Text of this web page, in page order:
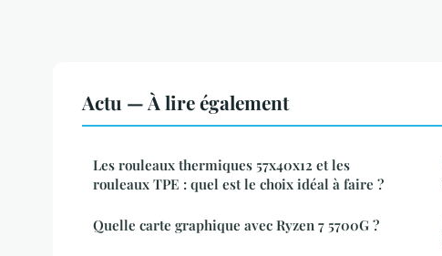
Actu — À lire également
Les rouleaux thermiques 57x40x12 et les
rouleaux TPE : quel est le choix idéal à faire ?
Quelle carte graphique avec Ryzen 7 5700G ?